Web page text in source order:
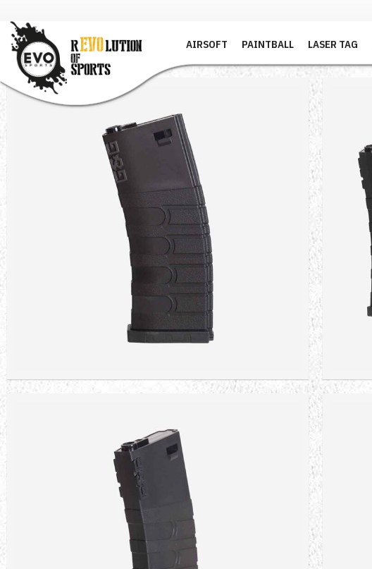
AIRSOFT PAINTBALL LASER TAG